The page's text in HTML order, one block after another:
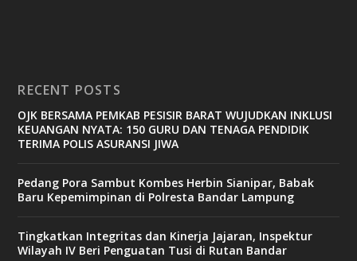
RECENT POSTS
OJK BERSAMA PEMKAB PESISIR BARAT WUJUDKAN INKLUSI
KEUANGAN NYATA: 150 GURU DAN TENAGA PENDIDIK
TERIMA POLIS ASURANSI JIWA
Pedang Pora Sambut Kombes Herbin Sianipar, Babak
Baru Kepemimpinan di Polresta Bandar Lampung
Tingkatkan Integritas dan Kinerja Jajaran, Inspektur
Wilayah IV Beri Penguatan Tusi di Rutan Bandar